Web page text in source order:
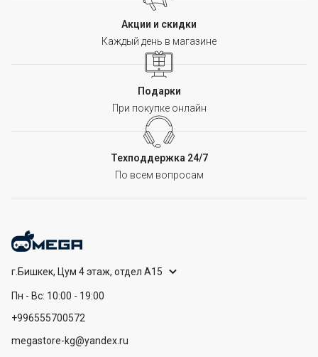
Акции и скидки
Каждый день в магазине
Подарки
При покупке онлайн
Техподдержка 24/7
По всем вопросам
г.Бишкек, Цум 4 этаж, отдел А15
Пн - Вс: 10:00 - 19:00
+996555700572
megastore-kg@yandex.ru